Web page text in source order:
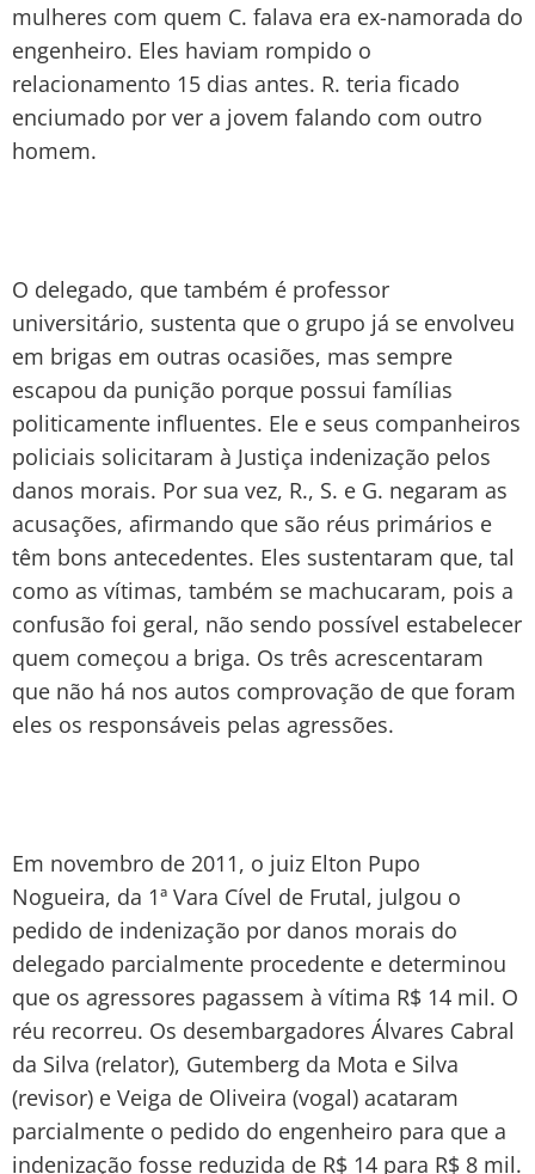
mulheres com quem C. falava era ex-namorada do
engenheiro. Eles haviam rompido o
relacionamento 15 dias antes. R. teria ficado
enciumado por ver a jovem falando com outro
homem.
O delegado, que também é professor
universitário, sustenta que o grupo já se envolveu
em brigas em outras ocasiões, mas sempre
escapou da punição porque possui famílias
politicamente influentes. Ele e seus companheiros
policiais solicitaram à Justiça indenização pelos
danos morais. Por sua vez, R., S. e G. negaram as
acusações, afirmando que são réus primários e
têm bons antecedentes. Eles sustentaram que, tal
como as vítimas, também se machucaram, pois a
confusão foi geral, não sendo possível estabelecer
quem começou a briga. Os três acrescentaram
que não há nos autos comprovação de que foram
eles os responsáveis pelas agressões.
Em novembro de 2011, o juiz Elton Pupo
Nogueira, da 1ª Vara Cível de Frutal, julgou o
pedido de indenização por danos morais do
delegado parcialmente procedente e determinou
que os agressores pagassem à vítima R$ 14 mil. O
réu recorreu. Os desembargadores Álvares Cabral
da Silva (relator), Gutemberg da Mota e Silva
(revisor) e Veiga de Oliveira (vogal) acataram
parcialmente o pedido do engenheiro para que a
indenização fosse reduzida de R$ 14 para R$ 8 mil.